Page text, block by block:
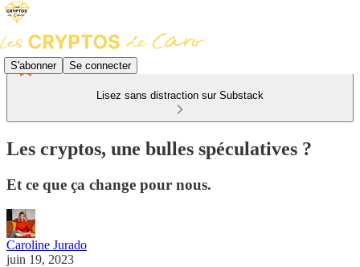
S'abonner Se connecter
Lisez sans distraction sur Substack
Les cryptos, une bulles spéculatives ?
Et ce que ça change pour nous.
Caroline Jurado
juin 19, 2023